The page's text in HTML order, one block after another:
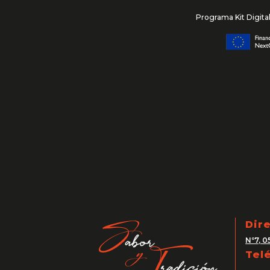
Programa Kit
Nº7,